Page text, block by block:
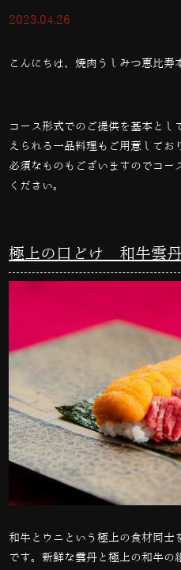
2023.04.26
こんにちは、焼肉うしみつ恵比寿
コース形式でのご提供を基本とし
えられる一品料理もご用意して
必須なものもございますのでコー
ください。
極上の口どけ 和牛雲
和牛とウニという極上の食材同士
です。新鮮な雲丹と極上の和牛の